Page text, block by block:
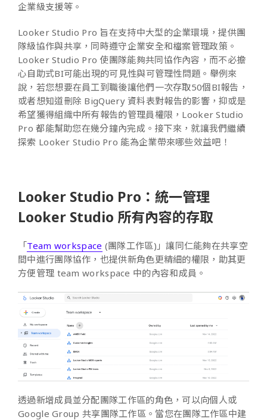
企業級支援等。
Looker Studio Pro 旨在支持中大型的企業環境，提供團
隊級協作與共享，同時遵守企業安全和檔案管理政策。
Looker Studio Pro 使團隊能夠共同協作內容，而不必擔
心自助式BI可能出現的可見性與可管理性問題。舉例來
說，若您想要在員工到職後讓他們一次存取50個BI報告，
或者想知道刪除 BigQuery 資料表對報告的影響，抑或是
希望獲得組織中所有報告的管理員權限，Looker Studio
Pro 都能幫助您在幾分鐘內完成。接下來，就讓我們繼續
探索 Looker Studio Pro 能為企業帶來哪些效益吧！
Looker Studio Pro：統一管理
Looker Studio 所有內容的存取
「Team workspace (團隊工作區)」讓同仁能夠在共享空
間中進行團隊協作，也提供新角色更精細的權限，助其更
方便管理 team workspace 中的內容和成員。
透過新增成員並分配團隊工作區的角色，可以向個人或
Google Group 共享團隊工作區。當您在團隊工作區中建